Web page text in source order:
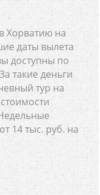
Хорватию на
даты вылета
доступны по
такие деньги
тур на
14 тыс. руб. на